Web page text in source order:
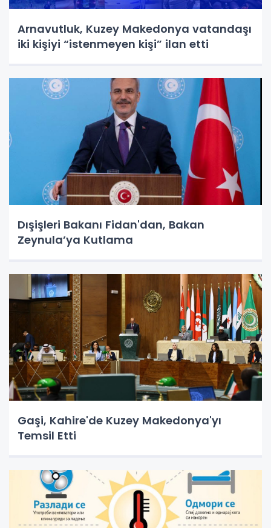
Arnavutluk, Kuzey Makedonya vatandaşı
iki kişiyi “istenmeyen kişi” ilan etti
Dışişleri Bakanı Fidan'dan, Bakan
Zeynula’ya Kutlama
Gaşi, Kahire'de Kuzey Makedonya'yı
Temsil Etti